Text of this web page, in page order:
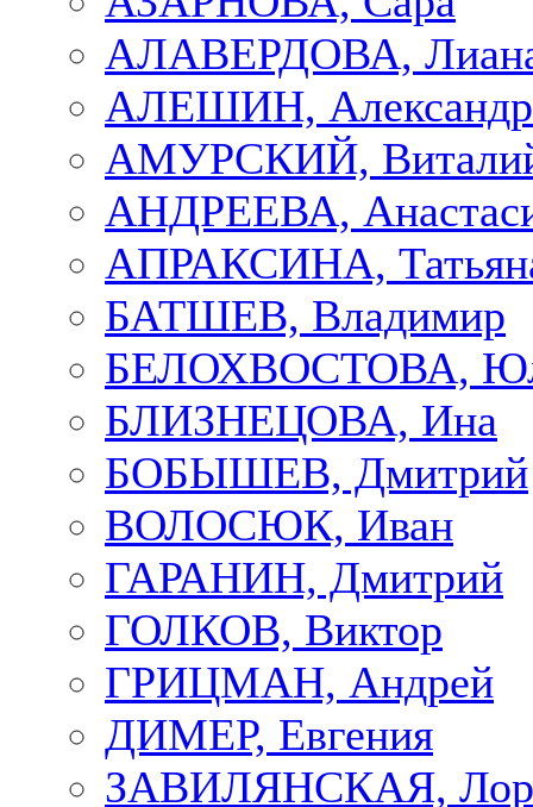
АЛАВЕРДОВА,
АЛЕШИН, Александр
АМУРСКИЙ,
АНДРЕЕВА,
АПРАКСИНА,
БАТШЕВ, Владимир
БЕЛОХВОСТОВА,
БЛИЗНЕЦОВА, Ина
БОБЫШЕВ, Дмитрий
ВОЛОСЮК, Иван
ГАРАНИН, Дмитрий
ГОЛКОВ, Виктор
ГРИЦМАН, Андрей
ДИМЕР, Евгения
ЗАВИЛЯНСКАЯ,